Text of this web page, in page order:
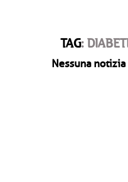
TAG:
Nessuna